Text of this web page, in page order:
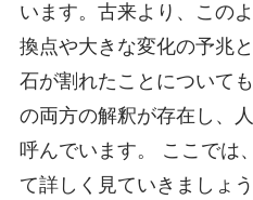
います。古来より、この
換点や大きな変化の予兆
石が割れたことについて
の両方の解釈が存在し、
呼んでいます。 ここでは
て詳しく見ていきましょう